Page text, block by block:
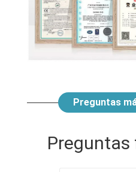
Preguntas